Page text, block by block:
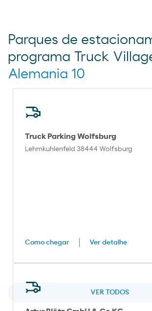
Parques de
programa Truck
Alemania 10
VER TODOS
Truck Parking Wolfsburg
Lehmkuhlenfeld 38444 Wolfsburg
Como chegar Ver detalhe